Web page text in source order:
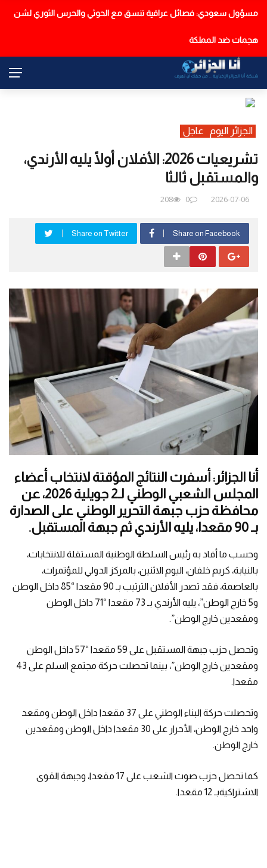
عاجل
مسؤول سعودي: فصائل عراقية تنسق مع الحوثي والحرس الثوري لشن
هجمات ضد المملكة
الجزائر اليوم عاجل
تشريعيات 2026: الأفلان أولًا يليه الأرندي،
والمستقبل ثالثا
2026-07-06
0
208
Share on Facebook
Share on Twitter
أنا الجزائر: أسفرت النتائج المؤقتة لانتخاب أعضاء
المجلس الشعبي الوطني لـ2 جويلية 2026، عن
محافظة حزب جبهة التحرير الوطني على الصدارة
بـ 90 مقعدا، يليه الأرندي ثم جبهة المستقبل.
وحسب ما أفاد به رئيس السلطة الوطنية المستقلة للانتخابات،
بالنيابة، كريم خلفان، اليوم الاثنين، بالمركز الدولي للمؤتمرات،
بالعاصمة، فقد تصدر الأفلان الترتيب بـ 90 مقعدا “85 داخل الوطن
و5 خارج الوطن”، يليه الأرندي بـ 73 مقعدا “71 داخل الوطن
ومقعدين خارج الوطن”.
وتحصل حزب جبهة المستقبل على 59 مقعدا “57 داخل الوطن
ومقعدين خارج الوطن”، بينما تحصلت حركة مجتمع السلم على 43
مقعدا.
وتحصلت حركة البناء الوطني على 37 مقعدا داخل الوطن ومقعد
واحد خارج الوطن، الأحرار على 30 مقعدا داخل الوطن ومقعدين
خارج الوطن.
كما تحصل حزب صوت الشعب على 17 مقعدا، وجبهة القوى
الاشتراكيةبـ 12 مقعدا.